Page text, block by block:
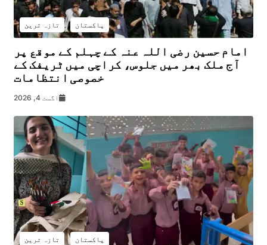
پاکستان تازہ ترین
امام حسین رضی اللہ عنہ کے چہلم کے موقع پر
آج ملک بھر میں جلوس، کراچی میں ٹریفک کے
خصوصی انتظامات
اگست 4, 2026
پاکستان تازہ ترین